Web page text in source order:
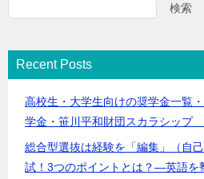
検索
Recent Posts
高校生・大学生向けの奨学金一覧
学金・笹川平和財団スカラシップ
総合型選抜は経験を「編集」（自
試！3つのポイントとは？―英語を